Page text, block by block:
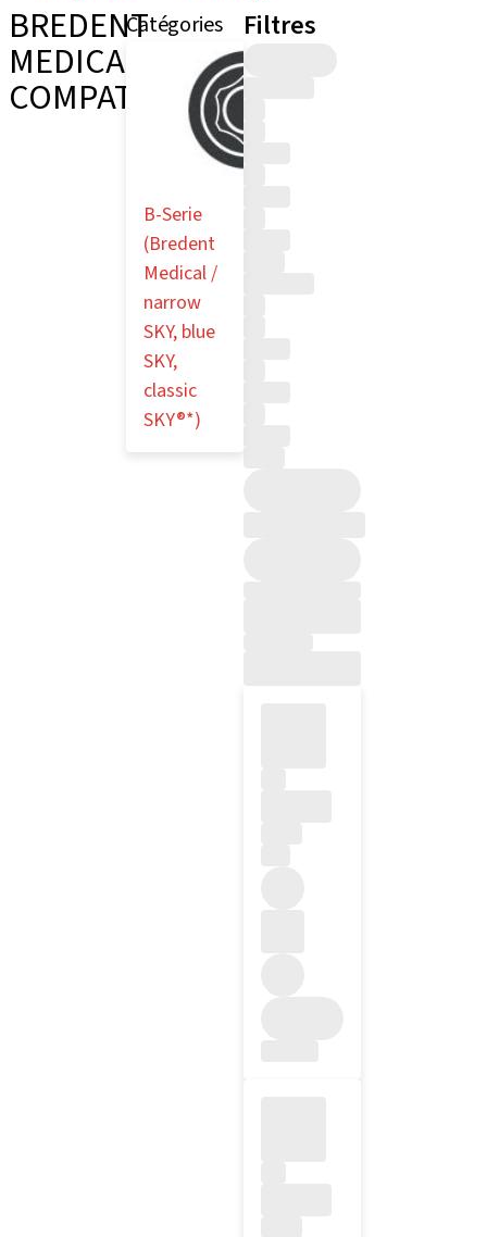
BREDENT
MEDICAL*-
COMPATIBLE
Catégories
B-Serie
(Bredent
Medical /
narrow
SKY, blue
SKY,
classic
SKY®*)
Filtres